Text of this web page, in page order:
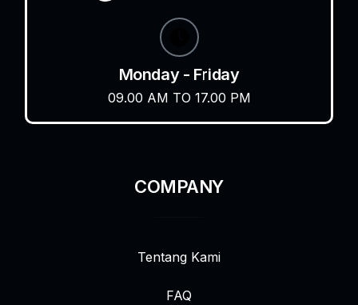
Monday - Friday
09.00 AM TO 17.00 PM
COMPANY
Tentang Kami
FAQ